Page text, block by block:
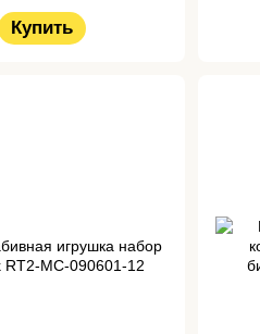
Купить